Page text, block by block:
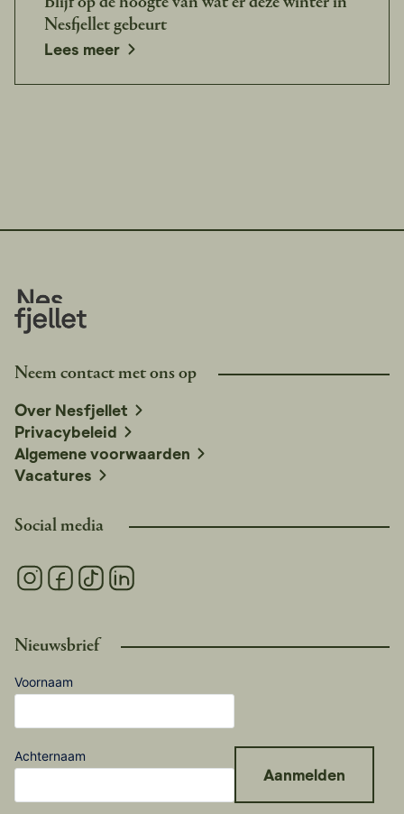
Nesfjellet gebeurt
Lees meer
Social media
Nieuwsbrief
Voornaam
Achternaam
Aanmelden
Neem contact met ons op
Over Nesfjellet
Privacybeleid
Algemene voorwaarden
Vacatures